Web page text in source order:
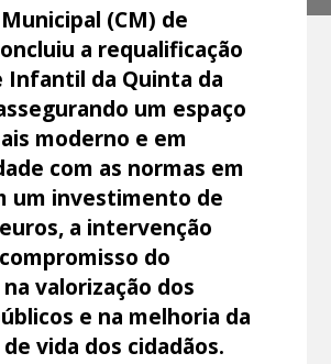
(CM) de
a requalificação
Infantil da Quinta da
um espaço
moderno e em
com as normas em
um investimento de
a intervenção
do
valorização dos
e na melhoria da
vida dos cidadãos.